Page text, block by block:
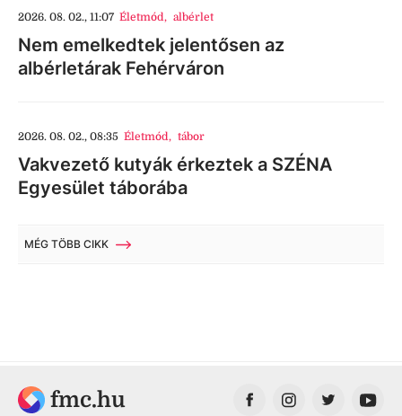
2026. 08. 02., 11:07 Életmód, albérlet
Nem emelkedtek jelentősen az
albérletárak Fehérváron
2026. 08. 02., 08:35 Életmód, tábor
Vakvezető kutyák érkeztek a SZÉNA
Egyesület táborába
MÉG TÖBB CIKK
fmc.hu